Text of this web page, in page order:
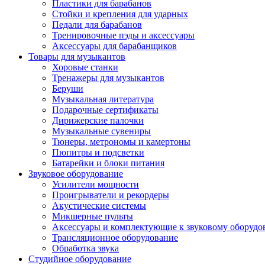
Пластики для барабанов
Стойки и крепления для ударных
Педали для барабанов
Тренировочные пэды и аксессуары
Аксессуары для барабанщиков
Товары для музыкантов
Хоровые станки
Тренажеры для музыкантов
Беруши
Музыкальная литература
Подарочные сертификаты
Дирижерские палочки
Музыкальные сувениры
Тюнеры, метрономы и камертоны
Пюпитры и подсветки
Батарейки и блоки питания
Звуковое оборудование
Усилители мощности
Проигрыватели и рекордеры
Акустические системы
Микшерные пульты
Аксессуары и комплектующие к звуковому
Трансляционное оборудование
Обработка звука
Студийное оборудование